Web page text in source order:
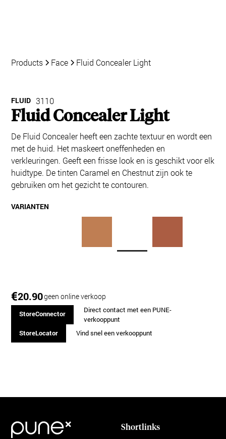
Products Face Fluid Concealer Light
FLUID 3110
Fluid Concealer Light
De Fluid Concealer heeft een zachte textuur en wordt een
met de huid. Het maskeert oneffenheden en
verkleuringen. Geeft een frisse look en is geschikt voor elk
huidtype. De tinten Caramel en Chestnut zijn ook te
gebruiken om het gezicht te contouren.
VARIANTEN
€20.90geen online verkoop
StoreConnector
Direct contact met een PUNE-
verkooppunt
StoreLocator
Vind snel een verkooppunt
Shortlinks